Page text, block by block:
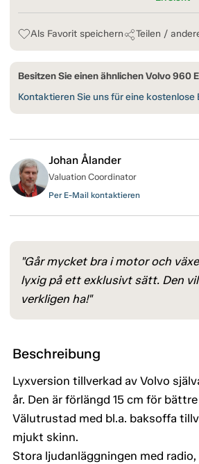
Als Favorit speichern Teilen /
Besitzen Sie einen ähnlichen Volvo 960
Kontaktieren Sie uns für eine kostenlose
Johan Ålander
Valuation Coordinator
Per E-Mail kontaktieren
"Går mycket bra i motor och
lyxig på ett exklusivt sätt. Den
verkligen ha!"
Beschreibung
Lyxversion tillverkad av Volvo
år. Den är förlängd 15 cm för
Välutrustad med bl.a. baksoffa
mjukt skinn.
Stora ljudanläggningen med